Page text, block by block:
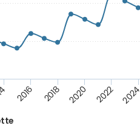
2016 2018 2020 2022 2024